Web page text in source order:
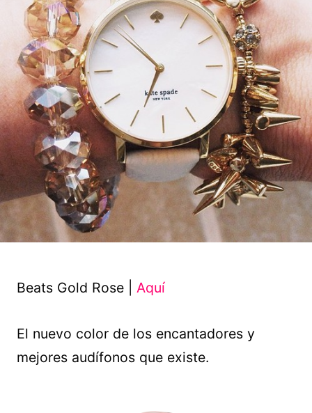
Beats Gold Rose | Aquí
El nuevo color de los encantadores y
mejores audífonos que existe.